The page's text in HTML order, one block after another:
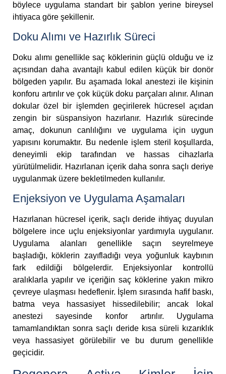
böylece uygulama standart bir şablon yerine bireysel
ihtiyaca göre şekillenir.
Doku Alımı ve Hazırlık Süreci
Doku alımı genellikle saç köklerinin güçlü olduğu ve iz
açısından daha avantajlı kabul edilen küçük bir donör
bölgeden yapılır. Bu aşamada lokal anestezi ile kişinin
konforu artırılır ve çok küçük doku parçaları alınır. Alınan
dokular özel bir işlemden geçirilerek hücresel açıdan
zengin bir süspansiyon hazırlanır. Hazırlık sürecinde
amaç, dokunun canlılığını ve uygulama için uygun
yapısını korumaktır. Bu nedenle işlem steril koşullarda,
deneyimli ekip tarafından ve hassas cihazlarla
yürütülmelidir. Hazırlanan içerik daha sonra saçlı deriye
uygulanmak üzere bekletilmeden kullanılır.
Enjeksiyon ve Uygulama Aşamaları
Hazırlanan hücresel içerik, saçlı deride ihtiyaç duyulan
bölgelere ince uçlu enjeksiyonlar yardımıyla uygulanır.
Uygulama alanları genellikle saçın seyrelmeye
başladığı, köklerin zayıfladığı veya yoğunluk kaybının
fark edildiği bölgelerdir. Enjeksiyonlar kontrollü
aralıklarla yapılır ve içeriğin saç köklerine yakın mikro
çevreye ulaşması hedeflenir. İşlem sırasında hafif baskı,
batma veya hassasiyet hissedilebilir; ancak lokal
anestezi sayesinde konfor artırılır. Uygulama
tamamlandıktan sonra saçlı deride kısa süreli kızarıklık
veya hassasiyet görülebilir ve bu durum genellikle
geçicidir.